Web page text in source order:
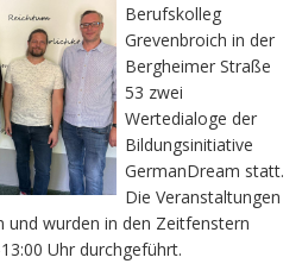
Berufskolleg
Grevenbroich in der
Bergheimer Straße
53 zwei
Wertedialoge der
Bildungsinitiative
GermanDream statt.
Die Veranstaltungen
wurden in den Zeitfenstern
Uhr durchgeführt.